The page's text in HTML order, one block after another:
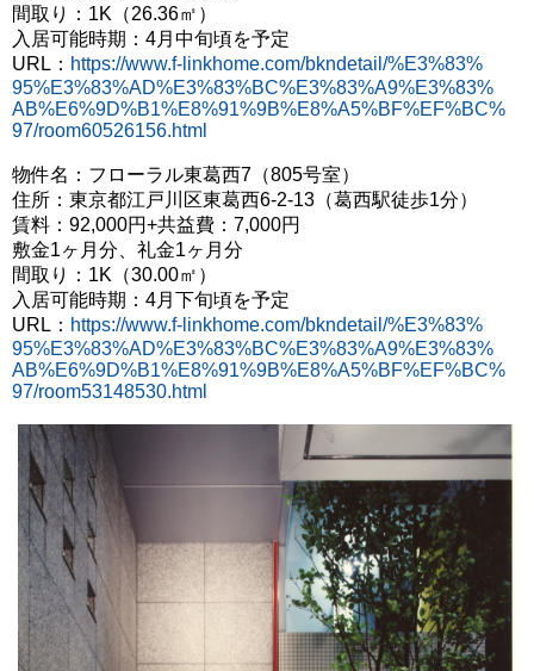
間取り：1K（26.36㎡）
入居可能時期：4月中旬頃を予定
URL： https://www.f-linkhome.com/bkndetail/%E3%83%
95%E3%83%AD%E3%83%BC%E3%83%A9%E3%83%
AB%E6%9D%B1%E8%91%9B%E8%A5%BF%EF%BC%
97/room60526156.html
物件名：フローラル東葛西7（805号室）
住所：東京都江戸川区東葛西6-2-13（葛西駅徒歩1分）
賃料：92,000円+共益費：7,000円
敷金1ヶ月分、礼金1ヶ月分
間取り：1K（30.00㎡）
入居可能時期：4月下旬頃を予定
URL： https://www.f-linkhome.com/bkndetail/%E3%83%
95%E3%83%AD%E3%83%BC%E3%83%A9%E3%83%
AB%E6%9D%B1%E8%91%9B%E8%A5%BF%EF%BC%
97/room53148530.html